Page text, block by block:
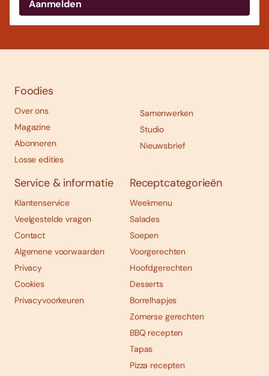
Foodies
Over ons
Magazine
Abonneren
Losse edities
Samenwerken
Studio
Nieuwsbrief
Service & informatie
Klantenservice
Veelgestelde vragen
Contact
Algemene voorwaarden
Privacy
Cookies
Privacyvoorkeuren
Receptcategorieën
Weekmenu
Salades
Soepen
Voorgerechten
Hoofdgerechten
Desserts
Borrelhapjes
Zomerse gerechten
BBQ recepten
Tapas
Pizza recepten